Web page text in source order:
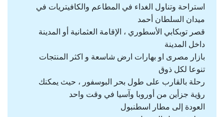
استراحة وتناول الغداء في المطاعم والكافيتريات في
ميدان السلطان أحمد
قصر توبكابي الأسطوري ، الإقامة العثمانية أو المدينة
داخل المدينة
بازار مصرى او بهارات ارض شاسعة و اكثر المنتجات
تنوعا لكل ذوق
رحلة بالقارب على طول بحر البوسفور ، حيث يمكنك
رؤية جزأين من أوروبا وآسيا في وقت واحد
العودة إلى مطار اسطنبول